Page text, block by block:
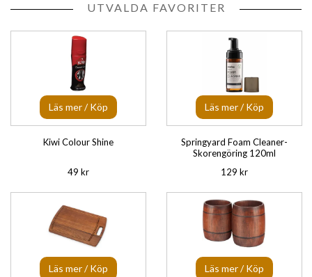
UTVALDA FAVORITER
Läs mer / Köp
Kiwi Colour Shine
49 kr
Läs mer / Köp
Springyard Foam Cleaner-
Skorengöring 120ml
129 kr
Läs mer / Köp Läs mer / Köp